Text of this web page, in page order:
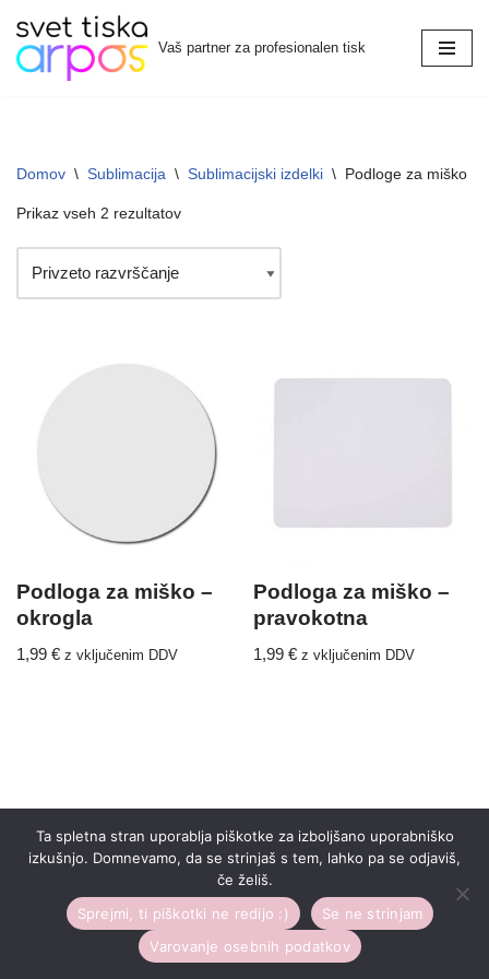
Skoči
Vaš partner za profesionalen tisk
Domov \ Sublimacija \ Sublimacijski izdelki \ Podloge za miško
Prikaz vseh 2 rezultatov
Podloga za miško –
okrogla
1,99 € z vključenim DDV
Podloga za miško –
pravokotna
1,99€ z vključenim DDV
Neve| PoganjaWordPress
Ta spletna stran uporablja piškotke za izboljšano uporabniško
izkušnjo. Domnevamo, da se strinjaš s tem, lahko pa se odjaviš,
če želiš.
Sprejmi, ti piškotki ne redijo :)
Se ne strinjam
Varovanje osebnih podatkov